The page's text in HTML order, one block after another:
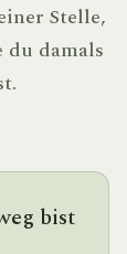
Stelle,
damals
bist